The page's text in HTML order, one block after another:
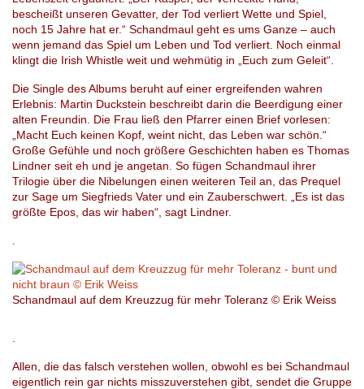
bescheißt unseren Gevatter, der Tod verliert Wette und Spiel,
noch 15 Jahre hat er.“ Schandmaul geht es ums Ganze – auch
wenn jemand das Spiel um Leben und Tod verliert. Noch einmal
klingt die Irish Whistle weit und wehmütig in „Euch zum Geleit“.
Die Single des Albums beruht auf einer ergreifenden wahren
Erlebnis: Martin Duckstein beschreibt darin die Beerdigung einer
alten Freundin. Die Frau ließ den Pfarrer einen Brief vorlesen:
„Macht Euch keinen Kopf, weint nicht, das Leben war schön.“
Große Gefühle und noch größere Geschichten haben es Thomas
Lindner seit eh und je angetan. So fügen Schandmaul ihrer
Trilogie über die Nibelungen einen weiteren Teil an, das Prequel
zur Sage um Siegfrieds Vater und ein Zauberschwert. „Es ist das
größte Epos, das wir haben“, sagt Lindner.
Schandmaul auf dem Kreuzzug für mehr Toleranz © Erik Weiss
Allen, die das falsch verstehen wollen, obwohl es bei Schandmaul
eigentlich rein gar nichts misszuverstehen gibt, sendet die Gruppe